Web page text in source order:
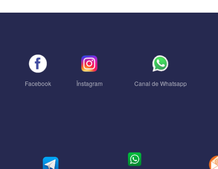
Facebook Ïnstagram Canal de Whatsapp